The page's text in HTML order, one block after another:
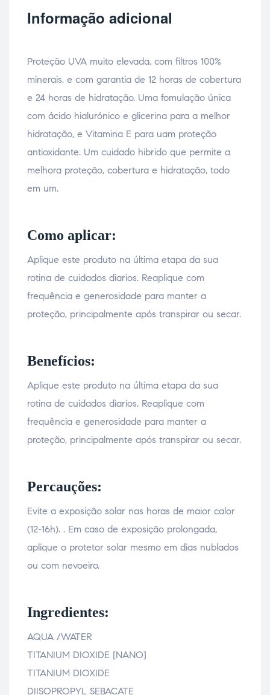
Informação adicional
Proteção UVA muito elevada, com filtros 100%
minerais, e com garantia de 12 horas de cobertura
e 24 horas de hidratação. Uma fomulação única
com ácido hialurónico e glicerina para a melhor
hidratação, e Vitamina E para uam proteção
antioxidante. Um cuidado hibrido que permite a
melhora proteção, cobertura e hidratação, todo
em um.
Como aplicar:
Aplique este produto na última etapa da sua
rotina de cuidados diarios. Reaplique com
frequência e generosidade para manter a
proteção, principalmente após transpirar ou secar.
Benefícios:
Aplique este produto na última etapa da sua
rotina de cuidados diarios. Reaplique com
frequência e generosidade para manter a
proteção, principalmente após transpirar ou secar.
Percauções:
Evite a exposição solar nas horas de maior calor
(12-16h). . Em caso de exposição prolongada,
aplique o protetor solar mesmo em dias nublados
ou com nevoeiro.
Ingredientes:
AQUA /WATER
TITANIUM DIOXIDE [NANO]
TITANIUM DIOXIDE
DIISOPROPYL SEBACATE